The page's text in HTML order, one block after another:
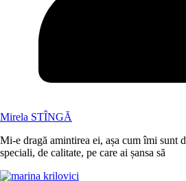
Mirela STÎNGĂ
Mi-e dragă amintirea ei, așa cum îmi sunt
speciali, de calitate, pe care ai șansa să